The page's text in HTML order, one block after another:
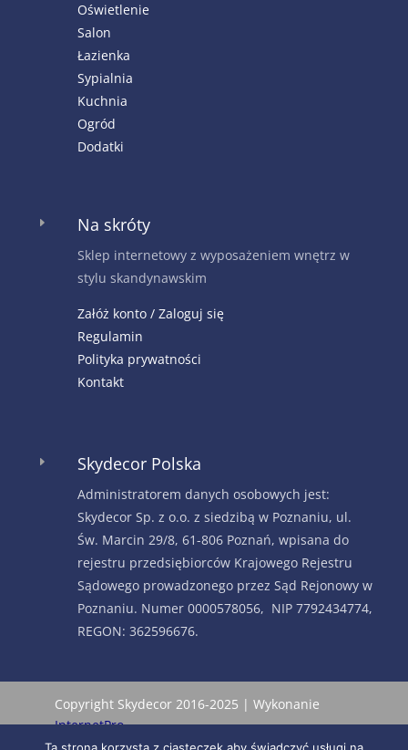
Oświetlenie
Salon
Łazienka
Sypialnia
Kuchnia
Ogród
Dodatki
E Na skróty
Sklep internetowy z wyposażeniem wnętrz w
stylu skandynawskim
Załóż konto / Zaloguj się
Regulamin
Polityka prywatności
Kontakt
E Skydecor Polska
Administratorem danych osobowych jest:
Skydecor Sp. z o.o. z siedzibą w Poznaniu, ul.
Św. Marcin 29/8, 61-806 Poznań, wpisana do
rejestru przedsiębiorców Krajowego Rejestru
Sądowego prowadzonego przez Sąd Rejonowy w
Poznaniu. Numer 0000578056, NIP 7792434774,
REGON: 362596676.
Copyright Skydecor 2016-2025 | Wykonanie
InternetPro